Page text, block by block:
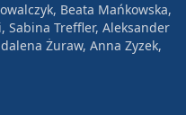
Beata Mańkowska,
Sabina Treffler, Aleksander
Żuraw, Anna Zyzek,